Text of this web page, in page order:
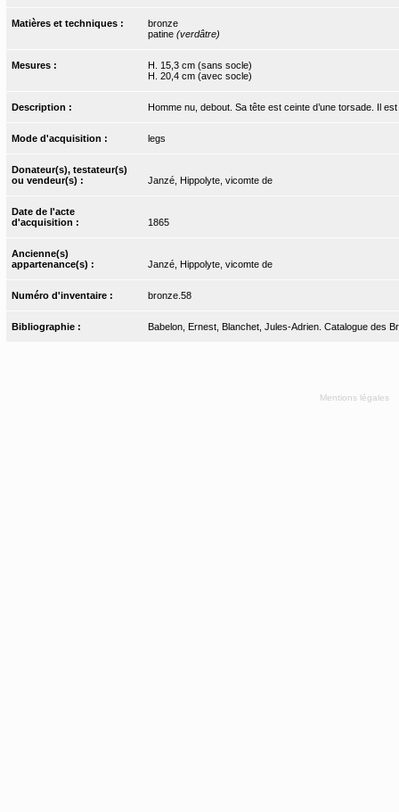
Matières et techniques :
bronze
patine (verdâtre)
Mesures :
H. 15,3 cm (sans socle)
H. 20,4 cm (avec socle)
Description : Homme nu, debout. Sa tête est ceinte d’une torsade. Il
Mode d'acquisition : legs
Donateur(s), testateur(s)
ou vendeur(s) :
Janzé, Hippolyte, vicomte de
Date de l'acte
d'acquisition :
1865
Ancienne(s)
appartenance(s) :
Janzé, Hippolyte, vicomte de
Numéro d'inventaire : bronze.58
Bibliographie : Babelon, Ernest, Blanchet, Jules-Adrien. Catalogue des
Mentions légales